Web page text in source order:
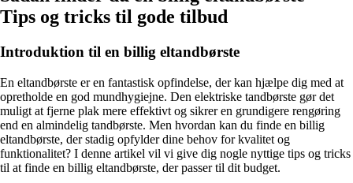
Tips og tricks til gode tilbud
Introduktion til en billig eltandbørste
En eltandbørste er en fantastisk opfindelse, der kan hjælpe dig med at
opretholde en god mundhygiejne. Den elektriske tandbørste gør det
muligt at fjerne plak mere effektivt og sikrer en grundigere rengøring
end en almindelig tandbørste. Men hvordan kan du finde en billig
eltandbørste, der stadig opfylder dine behov for kvalitet og
funktionalitet? I denne artikel vil vi give dig nogle nyttige tips og tricks
til at finde en billig eltandbørste, der passer til dit budget.